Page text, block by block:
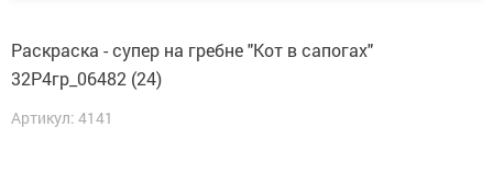
Раскраска - супер на гребне "Кот в сапогах"
32Р4гр_06482 (24)
Артикул: 4141